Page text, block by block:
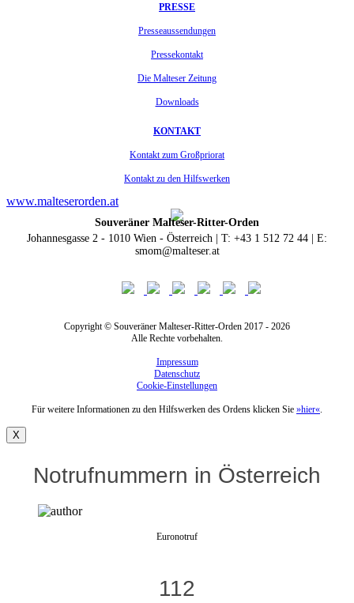
PRESSE
Presseaussendungen
Pressekontakt
Die Malteser Zeitung
Downloads
KONTAKT
Kontakt zum Großpriorat
Kontakt zu den Hilfswerken
www.malteserorden.at
Souveräner Malteser-Ritter-Orden
Johannesgasse 2 - 1010 Wien - Österreich | T: +43 1 512 72 44 | E:
smom@malteser.at
Copyright © Souveräner Malteser-Ritter-Orden 2017 - 2026
Alle Rechte vorbehalten.
Impressum
Datenschutz
Cookie-Einstellungen
Für weitere Informationen zu den Hilfswerken des Ordens klicken Sie »hier«
X
Notrufnummern in Österreich
Euronotruf
112